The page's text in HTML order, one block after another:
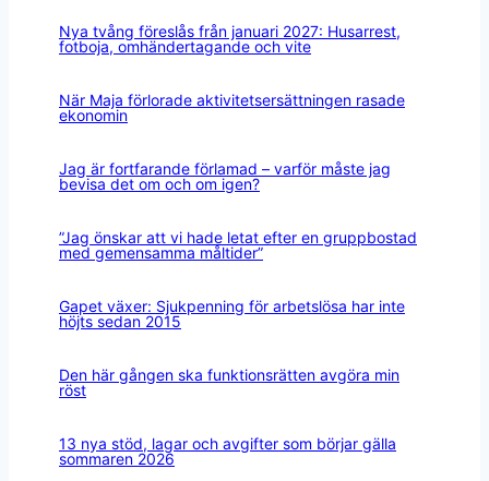
Nya tvång föreslås från januari 2027: Husarrest,
fotboja, omhändertagande och vite
När Maja förlorade aktivitetsersättningen rasade
ekonomin
Jag är fortfarande förlamad – varför måste jag
bevisa det om och om igen?
”Jag önskar att vi hade letat efter en gruppbostad
med gemensamma måltider”
Gapet växer: Sjukpenning för arbetslösa har inte
höjts sedan 2015
Den här gången ska funktionsrätten avgöra min
röst
13 nya stöd, lagar och avgifter som börjar gälla
sommaren 2026